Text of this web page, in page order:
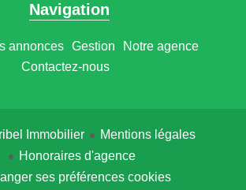
Navigation
annonces Gestion
Notre agence
Contactez-nous
Immobilier
Mentions légales
Honoraires d'agence
ses préférences cookies